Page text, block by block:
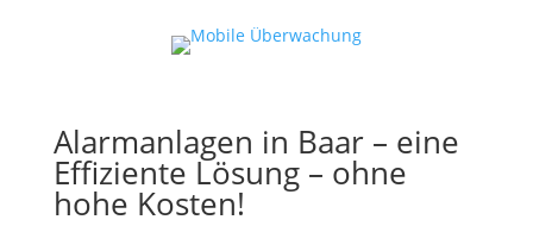
Alarmanlagen in Baar – eine
Effiziente Lösung – ohne
hohe Kosten!